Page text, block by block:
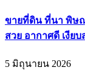
ขายที่ดิน ที่นา พิษณุ
สวย อากาศดี เงียบ
5 มิถุนายน 2026